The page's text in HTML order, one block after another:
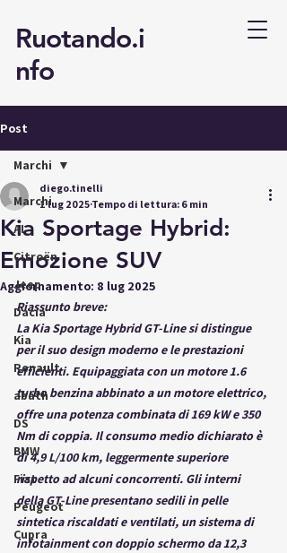
Ruotando.i
nfo
Post
Marchi
AI
Citroën
Jeep
Dacia
Kia
Renault
abath
DS
BMW
Fiat
Peugeot
Cupra
Marchi
Kia Sportage Hybrid:
Emozione SUV
diego.tinelli
1 lug 2025Tempo di lettura: 6 min
Aggiornamento: 8 lug 2025
Riassunto breve:
La Kia Sportage Hybrid GT-Line si distingue
per il suo design moderno e le prestazioni
efficienti. Equipaggiata con un motore 1.6
turbo benzina abbinato a un motore elettrico,
offre una potenza combinata di 169 kW e 350
Nm di coppia. Il consumo medio dichiarato è
di 4,9 L/100 km, leggermente superiore
rispetto ad alcuni concorrenti. Gli interni
della GT-Line presentano sedili in pelle
sintetica riscaldati e ventilati, un sistema di
infotainment con doppio schermo da 12,3